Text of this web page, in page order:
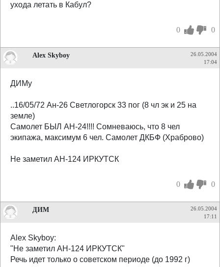
ухода летать в Кабул?
0 0
Alex Skyboy
26.05.2004
17:04
ДИМу
..16/05/72 Ан-26 Светлогорск 33 пог (8 чл эк и 25 на
земле)
Самолет БЫЛ АН-24!!!! Сомневаюсь, что 8 чел
экипажа, максимум 6 чел. Самолет ДКБФ (Храброво)
Не заметил АН-124 ИРКУТСК
0 0
ДИМ
26.05.2004
17:11
Alex Skyboy:
"Не заметил АН-124 ИРКУТСК"
Речь идет только о советском периоде (до 1992 г)